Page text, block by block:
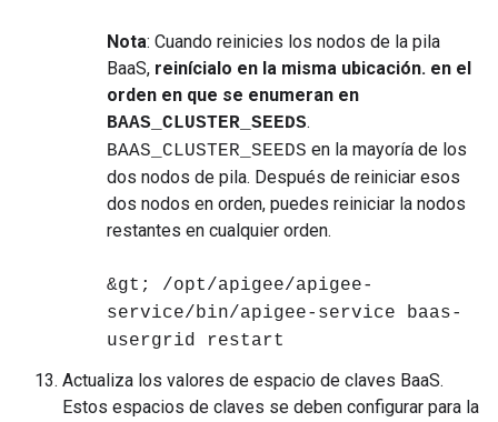
Nota: Cuando reinicies los nodos de la pila
BaaS, reinícialo en la misma ubicación. en el
orden en que se enumeran en
BAAS_CLUSTER_SEEDS.
BAAS_CLUSTER_SEEDS en la mayoría de los
dos nodos de pila. Después de reiniciar esos
dos nodos en orden, puedes reiniciar la nodos
restantes en cualquier orden.
&gt; /opt/apigee/apigee-
service/bin/apigee-service baas-
usergrid restart
Actualiza los valores de espacio de claves BaaS.
Estos espacios de claves se deben configurar para la